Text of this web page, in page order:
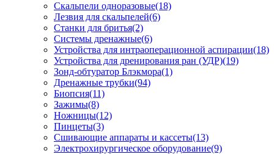
Скальпели одноразовые(18)
Лезвия для скальпелей(6)
Станки для бритья(2)
Системы дренажные(6)
Устройства для интраоперационной аспирации(18)
Устройства для дренирования ран (УДР)(19)
Зонд-обтуратор Блэкмора(1)
Дренажные трубки(94)
Биопсия(11)
Зажимы(8)
Ножницы(12)
Пинцеты(3)
Сшивающие аппараты и кассеты(13)
Электрохирургическое оборудование(9)